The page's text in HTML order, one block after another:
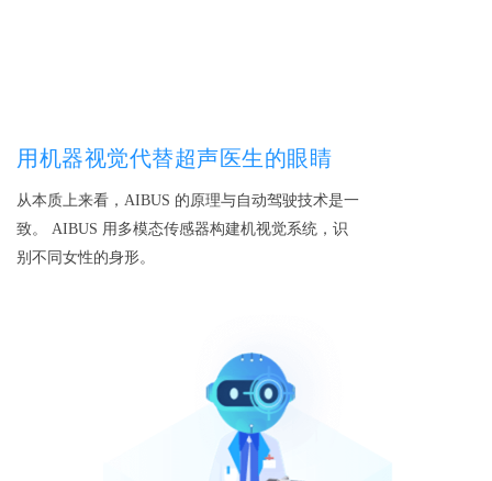
用机器视觉代替超声医生的眼睛
从本质上来看，AIBUS 的原理与自动驾驶技术是一
致。 AIBUS 用多模态传感器构建机视觉系统，识
别不同女性的身形。